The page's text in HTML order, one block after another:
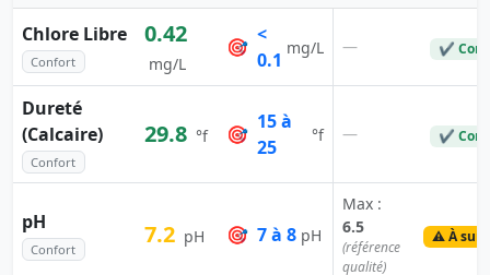
Chlore Libre
Confort
0.42
mg/L
🎯
<
0.1
mg/L — ✔
Dureté
(Calcaire)
Confort
29.8 °f 🎯
15 à
25
°f — ✔
pH
Confort
7.2 pH 🎯 7 à 8 pH
Max :
6.5
(référence
qualité)
⚠️ À